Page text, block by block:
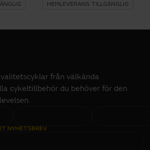
HEMLEVERANS TILLGÄNGLIG
från välkända
cykeltillbehör du behöver för den
NYHETSBREV